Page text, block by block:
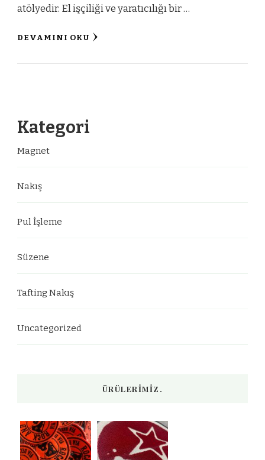
atölyedir. El işçiliği ve yaratıcılığı bir …
DEVAMINI OKU
Kategori
Magnet
Nakış
Pul İşleme
Süzene
Tafting Nakış
Uncategorized
ÜRÜLERIMIZ.